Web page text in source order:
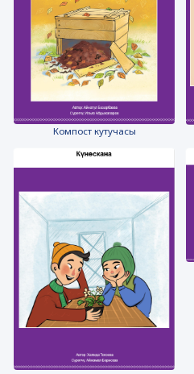
Компост кутучасы